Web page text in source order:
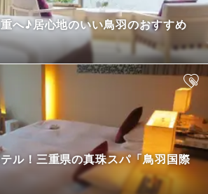
へ♪居心地のいい鳥羽のおすすめ
ル！三重県の真珠スパ「鳥羽国際